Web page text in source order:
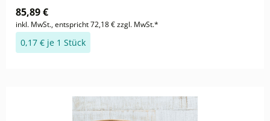
85,89 €
inkl. MwSt., entspricht 72,18 € zzgl. MwSt.*
0,17 € je 1 Stück